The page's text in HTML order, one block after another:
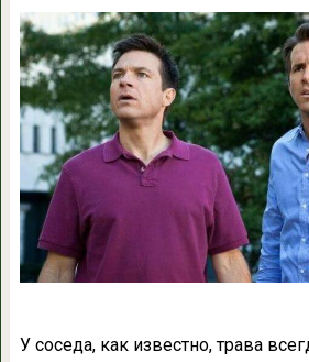
У соседа, как известно, трава